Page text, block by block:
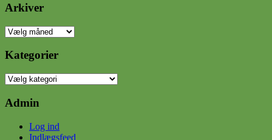
Arkiver
Arkiver
Kategorier
Kategorier
Admin
Log ind
Indlægsfeed